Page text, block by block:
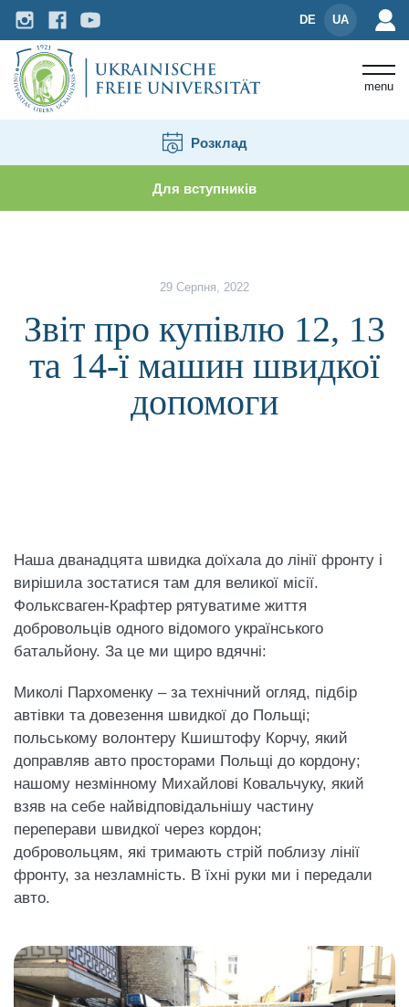
DE UA
menu
Розклад
Для вступників
Звіт про купівлю 12, 13 та 14-ї
29 Серпня, 2022
Звіт про купівлю 12, 13
та 14-ї машин швидкої
допомоги
Наша дванадцята швидка доїхала до лінії фронту і
вирішила зостатися там для великої місії.
Фольксваген-Крафтер рятуватиме життя
добровольців одного відомого українського
батальйону. За це ми щиро вдячні:
Миколі Пархоменку – за технічний огляд, підбір
автівки та довезення швидкої до Польщі;
польському волонтеру Кшиштофу Корчу, який
доправляв авто просторами Польщі до кордону;
нашому незмінному Михайлові Ковальчуку, який
взяв на себе найвідповідальнішу частину
переперави швидкої через кордон;
добровольцям, які тримають стрій поблизу лінії
фронту, за незламність. В їхні руки ми і передали
авто.